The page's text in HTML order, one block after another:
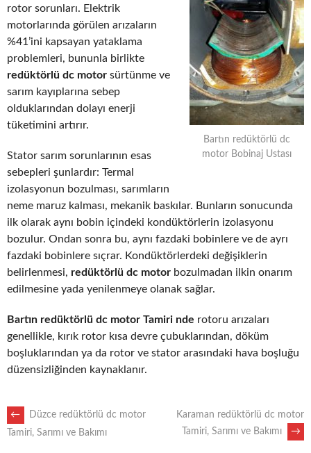
Bartın redüktörlü dc
motor Bobinaj Ustası
rotor sorunları. Elektrik
motorlarında görülen arızaların
%41’ini kapsayan yataklama
problemleri, bununla birlikte
redüktörlü dc motor sürtünme ve
sarım kayıplarına sebep
olduklarından dolayı enerji
tüketimini artırır.
Stator sarım sorunlarının esas
sebepleri şunlardır: Termal
izolasyonun bozulması, sarımların
neme maruz kalması, mekanik baskılar. Bunların sonucunda
ilk olarak aynı bobin içindeki kondüktörlerin izolasyonu
bozulur. Ondan sonra bu, aynı fazdaki bobinlere ve de ayrı
fazdaki bobinlere sıçrar. Kondüktörlerdeki değişiklerin
belirlenmesi, redüktörlü dc motor bozulmadan ilkin onarım
edilmesine yada yenilenmeye olanak sağlar.
Bartın redüktörlü dc motor Tamiri nde rotoru arızaları
genellikle, kırık rotor kısa devre çubuklarından, döküm
boşluklarından ya da rotor ve stator arasındaki hava boşluğu
düzensizliğinden kaynaklanır.
POST
←
Düzce redüktörlü dc motor
Tamiri, Sarımı ve Bakımı
Karaman redüktörlü dc motor
Tamiri, Sarımı ve Bakımı
→